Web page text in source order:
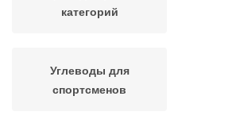
категорий
Углеводы для
спортсменов